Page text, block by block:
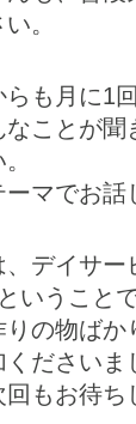
。
らも月に1
なことが
ーマでお話
、デイサー
いうこと
りの物ばか
ください
回もお待ち